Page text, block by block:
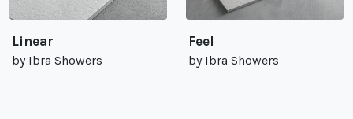
Linear
by Ibra Showers
Feel
by Ibra Showers